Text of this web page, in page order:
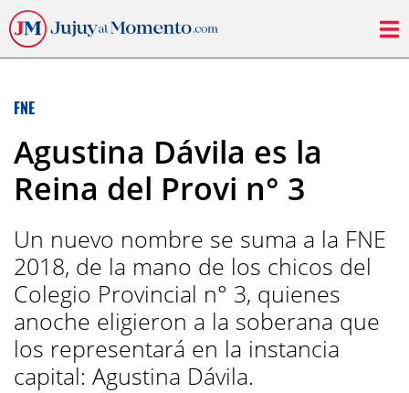
FNE
Agustina Dávila es la
Reina del Provi n° 3
Un nuevo nombre se suma a la FNE
2018, de la mano de los chicos del
Colegio Provincial n° 3, quienes
anoche eligieron a la soberana que
los representará en la instancia
capital: Agustina Dávila.